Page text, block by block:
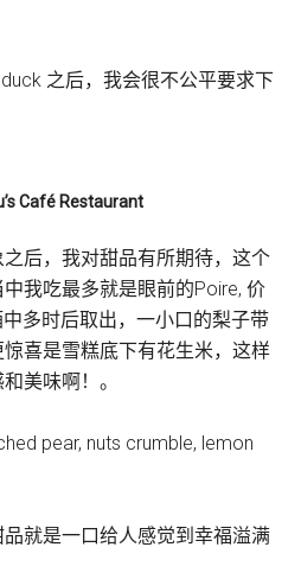
之后，我会很不公平要求下
Café Restaurant
后，我对甜品有所期待，这个
我吃最多就是眼前的Poire, 价
多时后取出，一小口的梨子带
喜是雪糕底下有花生米，这样
美味啊！。
pear, nuts crumble, lemon
就是一口给人感觉到幸福溢满